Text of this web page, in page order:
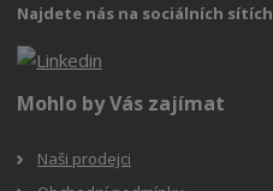
Najdete nás na sociálních sítích
Mohlo by Vás zajímat
Naši prodejci